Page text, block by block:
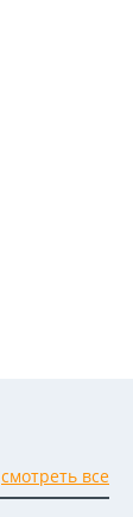
смотреть все